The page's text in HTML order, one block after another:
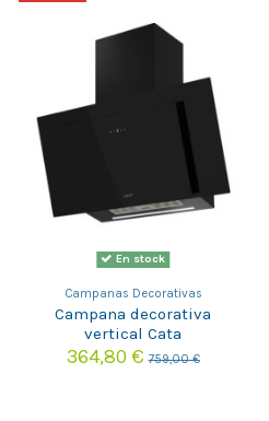
En stock
Campanas Decorativas
Campana decorativa
vertical Cata
THALASSAPRO900GBK
364,80 €759,00 €